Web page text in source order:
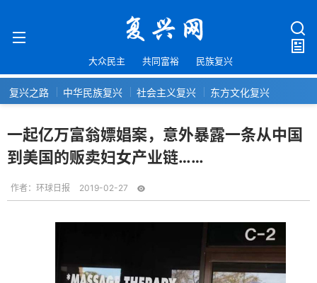
大众民主 共同富裕 民族复兴
复兴之路 中华民族复兴 社会主义复兴 东方文化复兴
一起亿万富翁嫖娼案，意外暴露一条从中国
到美国的贩卖妇女产业链……
作者： 环球日报 2019-02-27